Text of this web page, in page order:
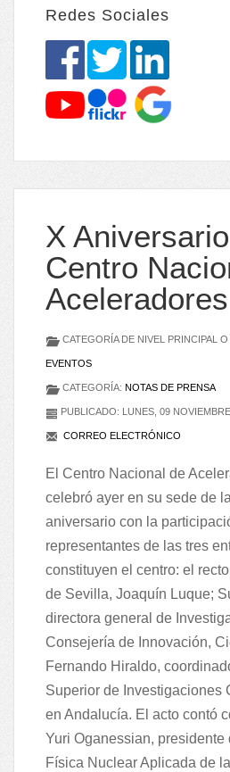
Redes Sociales
X
Centro
Aceleradores
CATEGORÍA DE NIVEL PRINCIPAL O
EVENTOS
CATEGORÍA: NOTAS DE PRENSA
PUBLICADO: LUNES, 09
CORREO ELECTRÓNICO
El Centro Nacional de
celebró ayer en su sede de
aniversario con la
representantes de las tres
constituyen el centro: el
de Sevilla, Joaquín Luque;
directora general de
Consejería de Innovación,
Fernando Hiraldo,
Superior de Investigaciones
en Andalucía. El acto contó
Yuri Oganessian,
Física Nuclear Aplicada de